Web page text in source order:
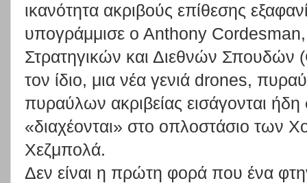
ικανότητα ακριβούς επίθεσης
υπογράμμισε ο Αnthony
Στρατηγικών και Διεθνών Σπουδών
τον ίδιο, μια νέα γενιά drones,
πυραύλων ακριβείας εισάγονται ήδη
«διαχέονται» στο οπλοστάσιο των
Χεζμπολά.
Δεν είναι η πρώτη φορά που ένα